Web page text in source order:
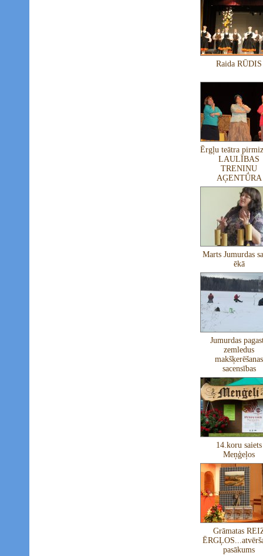
Raida RŪDIS
Ērgļu teātra
LAULĪBAS
TRENIŅU
AĢENTŪRA
Marts Jumurdas
ēkā
Jumurdas
zemledus
makšķerēšanas
sacensības
14.koru saiets
Meņģeļos
Grāmatas
pasākums